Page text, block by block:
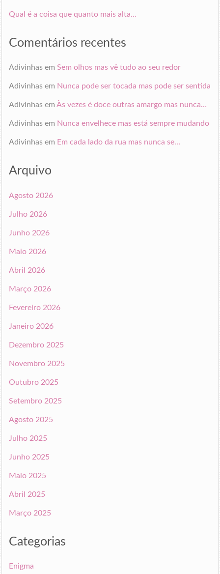
Qual é a coisa que quanto mais alta…
Comentários recentes
Adivinhasem Sem olhos mas vê tudo ao seu redor
Adivinhasem Nunca pode ser tocada mas pode ser sentida
Adivinhasem Às vezes é doce outras amargo mas nunca…
Adivinhasem Nunca envelhece mas está sempre mudando
Adivinhasem Em cada lado da rua mas nunca se…
Arquivo
Agosto 2026
Julho 2026
Junho 2026
Maio 2026
Abril 2026
Março 2026
Fevereiro 2026
Janeiro 2026
Dezembro 2025
Novembro 2025
Outubro 2025
Setembro 2025
Agosto 2025
Julho 2025
Junho 2025
Maio 2025
Abril 2025
Março 2025
Categorias
Enigma